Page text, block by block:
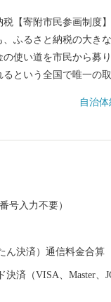
民参画制度】 寄附金の使い道を選
ふるさと納税の大き
を市民から募り、 その決定にま
という全国で唯一の
丸岡町はコシヒカリ開
内シェアの80％を占めてお
代表される海岸線や現
ることでも有名です。 心から笑
自治
号入力不要）
ん決済）通信料金合算
決済（VISA、Master、